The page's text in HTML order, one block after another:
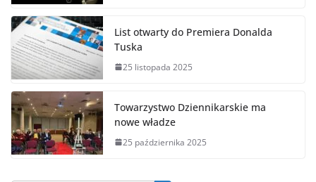
List otwarty do Premiera Donalda
Tuska
25 listopada 2025
Towarzystwo Dziennikarskie ma
nowe władze
25 października 2025